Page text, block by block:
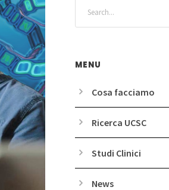
MENU
Cosa facciamo
Ricerca UCSC
Studi Clinici
News